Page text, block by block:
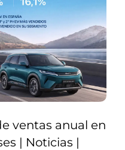
ventas anual en
| Noticias |